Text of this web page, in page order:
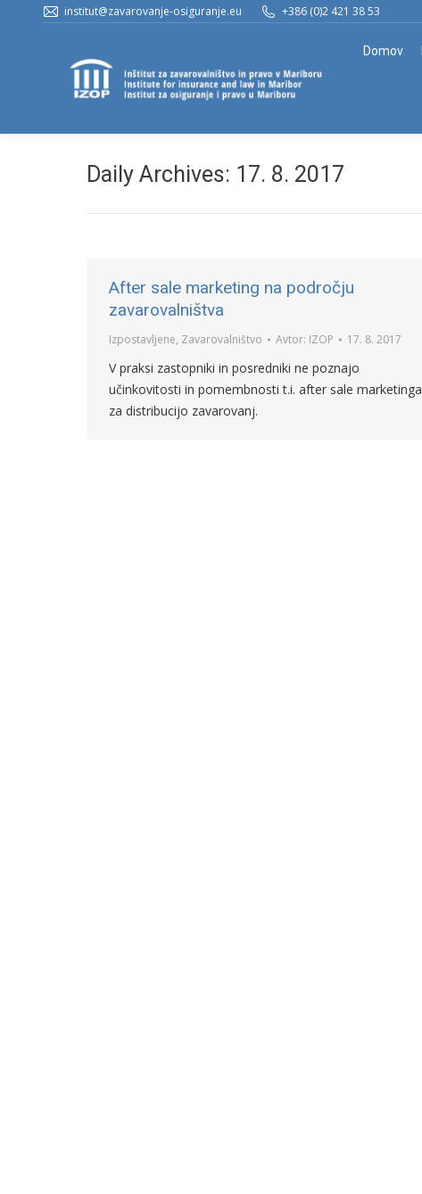
institut@zavarovanje-osiguranje.eu +386 (0)2 421 38 53
Domov
Daily Archives: 17. 8. 2017
After sale marketing na področju
zavarovalništva
Izpostavljene, Zavarovalništvo Avtor: IZOP 17. 8. 2017
V praksi zastopniki in posredniki ne poznajo
učinkovitosti in pomembnosti t.i. after sale marketinga
za distribucijo zavarovanj.